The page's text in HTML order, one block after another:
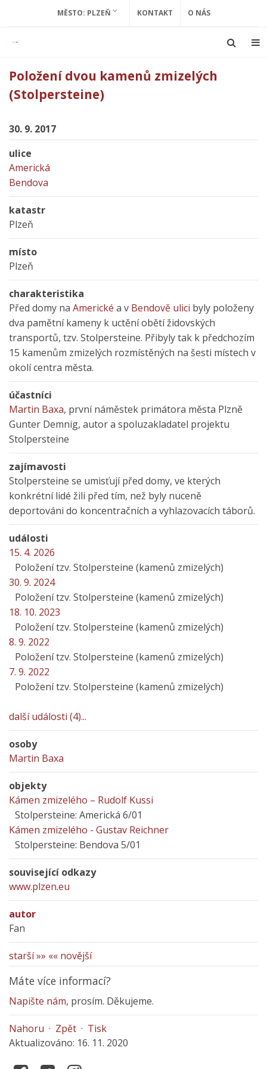
MĚSTO: PLZEŇ KONTAKT O NÁS
Položení dvou kamenů zmizelých
(Stolpersteine)
30. 9. 2017
ulice
Americká
Bendova
katastr
Plzeň
místo
Plzeň
charakteristika
Před domy na Americké a v Bendově ulici byly položeny
dva pamětní kameny k uctění obětí židovských
transportů, tzv. Stolpersteine. Přibyly tak k předchozím
15 kamenům zmizelých rozmístěných na šesti místech v
okolí centra města.
účastníci
Martin Baxa, první náměstek primátora města Plzně
Gunter Demnig, autor a spoluzakladatel projektu
Stolpersteine
zajímavosti
Stolpersteine se umisťují před domy, ve kterých
konkrétní lidé žili před tím, než byly nuceně
deportováni do koncentračních a vyhlazovacích táborů.
události
15. 4. 2026
Položení tzv. Stolpersteine (kamenů zmizelých)
30. 9. 2024
Položení tzv. Stolpersteine (kamenů zmizelých)
18. 10. 2023
Položení tzv. Stolpersteine (kamenů zmizelých)
8. 9. 2022
Položení tzv. Stolpersteine (kamenů zmizelých)
7. 9. 2022
Položení tzv. Stolpersteine (kamenů zmizelých)
další události (4)...
osoby
Martin Baxa
objekty
Kámen zmizelého – Rudolf Kussi
Stolpersteine: Americká 6/01
Kámen zmizelého - Gustav Reichner
Stolpersteine: Bendova 5/01
související odkazy
www.plzen.eu
autor
Fan
starší »» «« novější
Máte více informací?
Napište nám, prosím. Děkujeme.
Nahoru · Zpět · Tisk
Aktualizováno: 16. 11. 2020